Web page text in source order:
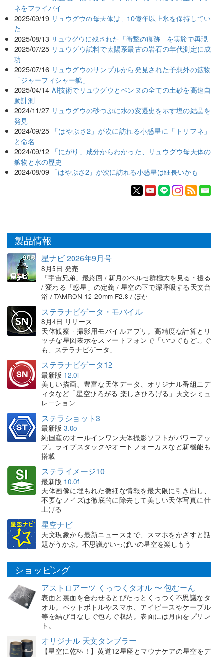
ネをフライバイ
2025/09/19 リュウグウの母天体は、10億年以上氷を保持してい
た
2025/08/13 リュウグウに残された「衝撃の痕跡」を実験で再現
2025/07/25 リュウグウ試料で太陽系最古の岩石の年代測定に成
功
2025/07/16 リュウグウのサンプルから発見された予想外の鉱物
「ジャーフィシャー鉱」
2025/04/14 AI技術でリュウグウとベンヌの全ての土砂を高速自
動計測
2024/11/27 リュウグウの砂つぶに水の変遷史を示す塩の結晶を
発見
2024/09/25
「はやぶさ2」が次に訪れる小惑星に「トリフネ」
と命名
2024/09/12
「にがり」成分からわかった、リュウグウ母天体の
鉱物と水の歴史
2024/08/09 「はやぶさ2」が次に訪れる小惑星は細長いかも
製品情報
星ナビ 2026年9月号
8月5日 発売
「宇宙兄弟」最終回 / 新月のペルセ群極大を見る・撮る
/ 変わる「惑星」の定義 / 星空の下で深呼吸する天文台
浴 / TAMRON 12-20mm F2.8 / ほか
ステラナビゲータ・モバイル
8月4日 リリース
天体観察・撮影用モバイルアプリ。高精度な計算とリ
ッチな星図表示をスマートフォンで「いつでもどこで
も、ステラナビゲータ」
ステラナビゲータ12
最新版 12.0i
美しい描画、豊富な天体データ、オリジナル番組エデ
ィタなど「星空ひろがる 楽しさひろげる」天文シミュ
レーション
ステラショット3
最新版 3.0o
純国産のオールインワン天体撮影ソフトがパワーアッ
プ。ライブスタックやオートフォーカスなど新機能も
搭載
ステライメージ10
最新版 10.0f
天体画像に埋もれた微細な情報を最大限に引き出し、
不要なノイズは徹底的に除去して美しい天体写真に仕
上げる
星空ナビ
天文現象から最新ニュースまで、スマホをかざすと話
題がうかぶ。不思議がいっぱいの星空を楽しもう
ショッピング
アストロアーツ くっつくタオル 〜 包むーん
表面と裏面を合わせるとぴたっとくっつく不思議なタ
オル。ペットボトルやスマホ、アイピースやケーブル
等を結び目なしで包んで収納。表面には月面をプリン
ト。
オリジナル 天文タンブラー
【星空に乾杯！】黄道12星座とマウナケアの星空をデ